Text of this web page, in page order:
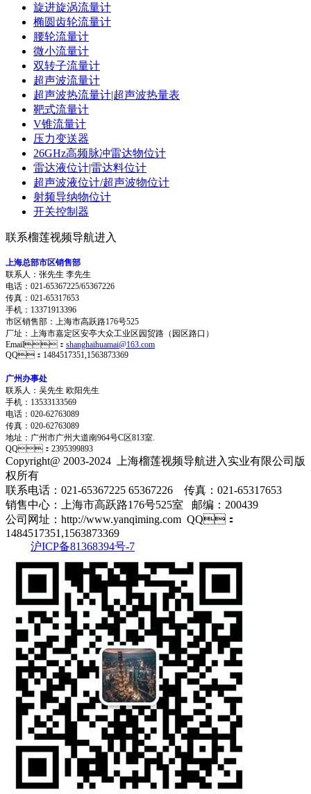
旋进旋涡流量计
椭圆齿轮流量计
腰轮流量计
微小流量计
双转子流量计
超声波流量计
超声波热流量计|超声波热量表
靶式流量计
V锥流量计
压力变送器
26GHz高频脉冲雷达物位计
雷达液位计|雷达料位计
超声波液位计/超声波物位计
射频导纳物位计
开关控制器
联系榴莲视频导航进入
上海总部市区销售部
联系人：张先生 李先生
电话：021-65367225/65367226
传真：021-65317653
手机：13371913396
市区销售部：上海市高跃路176号525
厂址：上海市嘉定区安亭大众工业区园贸路（园区路口）
Email： shanghaihuamai@163.com
QQ：1484517351,1563873369
广州办事处
联系人：吴先生 欧阳先生
手机：13533133569
电话：020-62763089
传真：020-62763089
地址： 广州市广州大道南964号C区813室.
QQ：2395399893
Copyright@ 2003-2024 上海榴莲视频导航进入实业有限公司 版
权所有
联系电话：021-65367225 65367226 传真：021-65317653
销售中心：上海市高跃路176号525室 邮编：200439
公司网址：http://www.yanqiming.com QQ：
1484517351,1563873369
沪ICP备81368394号-7